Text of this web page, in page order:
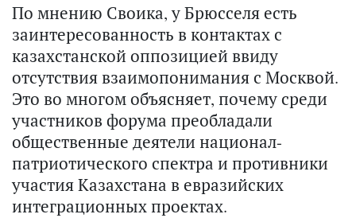
По мнению Своика, у Брюсселя есть
заинтересованность в контактах с
казахстанской оппозицией ввиду
отсутствия взаимопонимания с Москвой.
Это во многом объясняет, почему среди
участников форума преобладали
общественные деятели национал-
патриотического спектра и противники
участия Казахстана в евразийских
интеграционных проектах.